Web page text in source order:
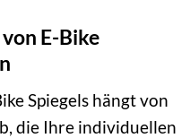
E-Bike
Spiegels hängt von
die Ihre individuellen